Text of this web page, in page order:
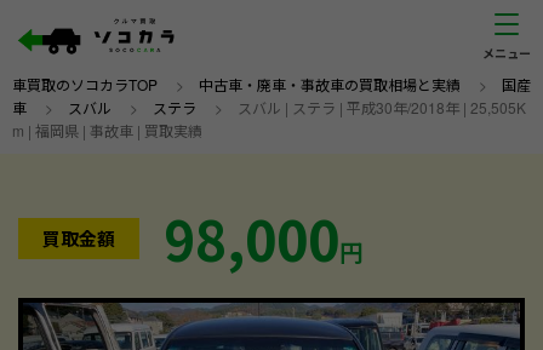
車買取のソコカラTOP > 中古車・廃車・事故車の買取相場と実績 > 国産
車 > スバル > ステラ >
スバル | ステラ | 平成30年/2018年 | 25,505K
m | 福岡県 | 事故車 | 買取実績
買取金額 98,000円